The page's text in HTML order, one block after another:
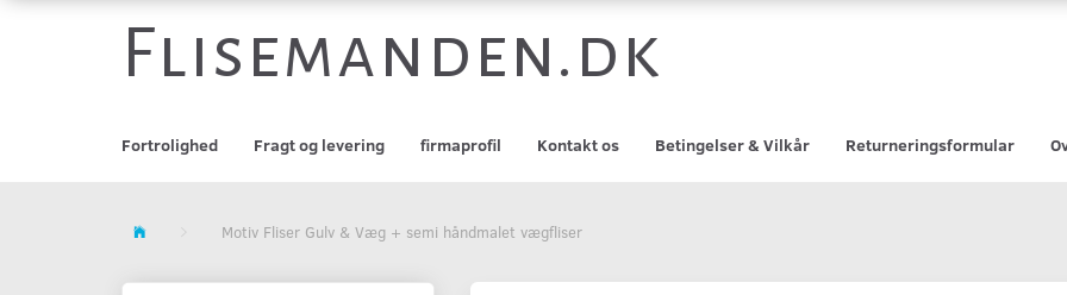
Flisemanden.dk
Fortrolighed Fragt og levering firmaprofil Kontakt os Betingelser & Vilkår Returneringsformular
Motiv Fliser Gulv & Væg + semi håndmalet vægfliser